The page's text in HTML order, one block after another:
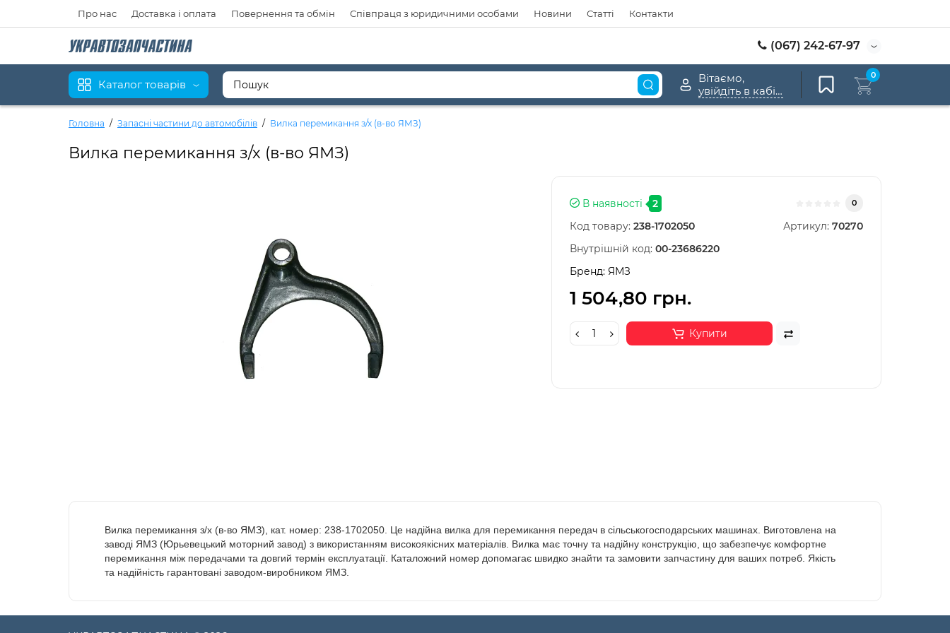
Про нас Доставка і оплата Повернення та обмін Співпраця з юридичними особами Новини Статті Контакти
(067) 242-67-97
Каталог товарів
Вітаємо,
увійдіть в кабінет
0
Головна Запасні частини до автомобілів Вилка перемикання з/х (в-во ЯМЗ)
Вилка перемикання з/х (в-во ЯМЗ)
В наявності 2 0
Код товару: 238-1702050 Артикул: 70270
Внутрішній код: 00-23686220
Бренд: ЯМЗ
1 504,80 грн.
Купити
Вилка перемикання з/х (в-во ЯМЗ), кат. номер: 238-1702050. Це надійна вилка для перемикання передач в сільськогосподарських машинах. Виготовлена на
заводі ЯМЗ (Юрьевецький моторний завод) з використанням високоякісних матеріалів. Вилка має точну та надійну конструкцію, що забезпечує комфортне
перемикання між передачами та довгий термін експлуатації. Каталожний номер допомагає швидко знайти та замовити запчастину для ваших потреб. Якість
та надійність гарантовані заводом-виробником ЯМЗ.